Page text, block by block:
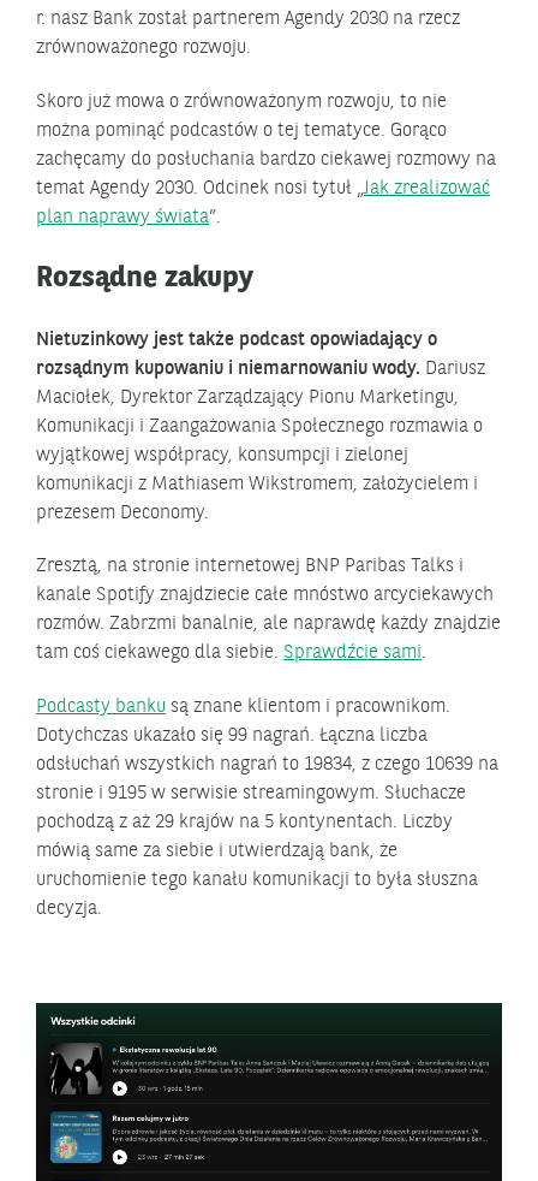
r. nasz Bank został partnerem Agendy 2030 na rzecz
zrównoważonego rozwoju.
Skoro już mowa o zrównoważonym rozwoju, to nie
można pominąć podcastów o tej tematyce. Gorąco
zachęcamy do posłuchania bardzo ciekawej rozmowy na
temat Agendy 2030. Odcinek nosi tytuł „Jak zrealizować
plan naprawy świata”.
Rozsądne zakupy
Nietuzinkowy jest także podcast opowiadający o
rozsądnym kupowaniu i niemarnowaniu wody. Dariusz
Maciołek, Dyrektor Zarządzający Pionu Marketingu,
Komunikacji i Zaangażowania Społecznego rozmawia o
wyjątkowej współpracy, konsumpcji i zielonej
komunikacji z Mathiasem Wikstromem, założycielem i
prezesem Deconomy.
Zresztą, na stronie internetowej BNP Paribas Talks i
kanale Spotify znajdziecie całe mnóstwo arcyciekawych
rozmów. Zabrzmi banalnie, ale naprawdę każdy znajdzie
tam coś ciekawego dla siebie. Sprawdźcie sami.
Podcasty banku są znane klientom i pracownikom.
Dotychczas ukazało się 99 nagrań. Łączna liczba
odsłuchań wszystkich nagrań to 19834, z czego 10639 na
stronie i 9195 w serwisie streamingowym. Słuchacze
pochodzą z aż 29 krajów na 5 kontynentach. Liczby
mówią same za siebie i utwierdzają bank, że
uruchomienie tego kanału komunikacji to była słuszna
decyzja.